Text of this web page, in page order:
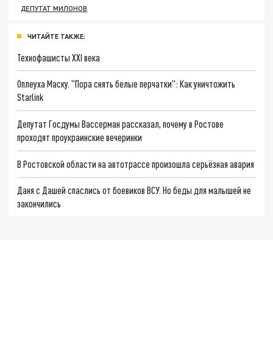
ДЕПУТАТ МИЛОНОВ
ЧИТАЙТЕ ТАКЖЕ:
Технофашисты XXI века
Оплеуха Маску. "Пора снять белые перчатки": Как уничтожить
Starlink
Депутат Госдумы Вассерман рассказал, почему в Ростове
проходят проукраинские вечеринки
В Ростовской области на автотрассе произошла серьёзная авария
Даня с Дашей спаслись от боевиков ВСУ. Но беды для малышей не
закончились